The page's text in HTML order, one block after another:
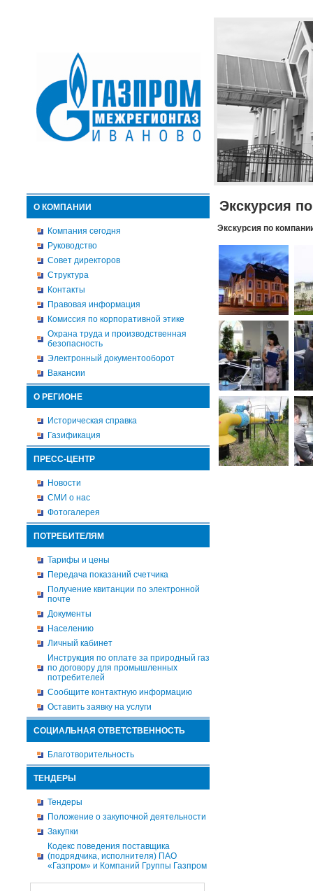
О КОМПАНИИ
Компания сегодня
Руководство
Совет директоров
Структура
Контакты
Правовая информация
Комиссия по корпоративной этике
Охрана труда и производственная
безопасность
Электронный документооборот
Вакансии
О РЕГИОНЕ
Историческая справка
Газификация
ПРЕСС-ЦЕНТР
Новости
СМИ о нас
Фотогалерея
ПОТРЕБИТЕЛЯМ
Тарифы и цены
Передача показаний счетчика
Получение квитанции по электронной
почте
Документы
Населению
Личный кабинет
Инструкция по оплате за природный газ
по договору для промышленных
потребителей
Сообщите контактную информацию
Оставить заявку на услуги
СОЦИАЛЬНАЯ ОТВЕТСТВЕННОСТЬ
Благотворительность
ТЕНДЕРЫ
Тендеры
Положение о закупочной деятельности
Закупки
Кодекс поведения поставщика
(подрядчика, исполнителя) ПАО
«Газпром» и Компаний Группы Газпром
Экскурсия
Экскурсия по